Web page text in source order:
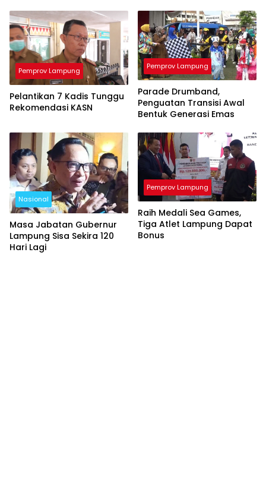
Pemprov Lampung
Pelantikan 7 Kadis Tunggu
Rekomendasi KASN
Pemprov Lampung
Parade Drumband,
Penguatan Transisi Awal
Bentuk Generasi Emas
Nasional
Masa Jabatan Gubernur
Lampung Sisa Sekira 120
Hari Lagi
Pemprov Lampung
Raih Medali Sea Games,
Tiga Atlet Lampung Dapat
Bonus